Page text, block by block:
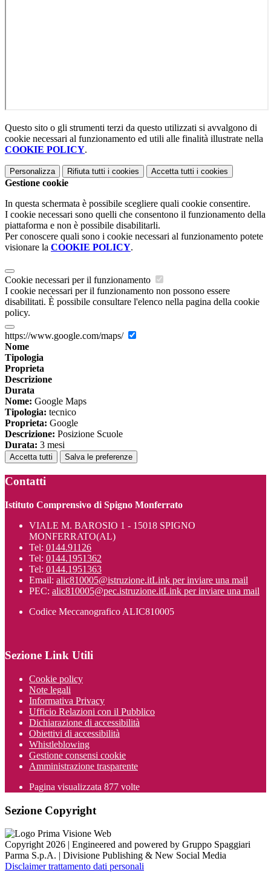
Questo sito o gli strumenti terzi da questo utilizzati si avvalgono di
cookie necessari al funzionamento ed utili alle finalità illustrate nella
COOKIE POLICY.
Personalizza Rifiuta tutti i cookies Accetta tutti i cookies
Gestione cookie
In questa schermata è possibile scegliere quali cookie consentire.
I cookie necessari sono quelli che consentono il funzionamento della
piattaforma e non è possibile disabilitarli.
Per conoscere quali sono i cookie necessari al funzionamento potete
visionare la COOKIE POLICY.
Cookie necessari per il funzionamento
I cookie necessari per il funzionamento non possono essere
disabilitati. È possibile consultare l'elenco nella pagina della cookie
policy.
https://www.google.com/maps/
Nome
Tipologia
Proprieta
Descrizione
Durata
Nome: Google Maps
Tipologia: tecnico
Proprieta: Google
Descrizione: Posizione Scuole
Durata: 3 mesi
Accetta tutti Salva le preferenze
Contatti
Istituto Comprensivo di Spigno Monferrato
VIALE M. BAROSIO 1 - 15018 SPIGNO
MONFERRATO(AL)
Tel: 0144.91126
Tel: 0144.1951362
Tel: 0144.1951363
Email: alic810005@istruzione.itLink per inviare una mail
PEC: alic810005@pec.istruzione.itLink per inviare una mail
Codice Meccanografico ALIC810005
Sezione Link Utili
Cookie policy
Note legali
Informativa Privacy
Ufficio Relazioni con il Pubblico
Dichiarazione di accessibilità
Obiettivi di accessibilità
Whistleblowing
Gestione consensi cookie
Amministrazione trasparente
Pagina visualizzata 877 volte
Sezione Copyright
Copyright 2026 | Engineered and powered by Gruppo Spaggiari
Parma S.p.A. | Divisione Publishing & New Social Media
Disclaimer trattamento dati personali